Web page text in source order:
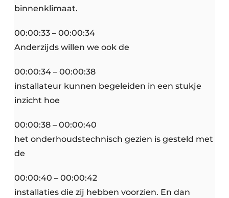
binnenklimaat.
00:00:33 – 00:00:34
Anderzijds willen we ook de
00:00:34 – 00:00:38
installateur kunnen begeleiden in een stukje
inzicht hoe
00:00:38 – 00:00:40
het onderhoudstechnisch gezien is gesteld met
de
00:00:40 – 00:00:42
installaties die zij hebben voorzien. En dan